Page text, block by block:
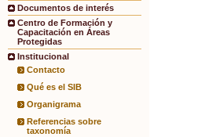
Documentos de interés
Centro de Formación y
Capacitación en Áreas
Protegidas
Institucional
Contacto
Qué es el SIB
Organigrama
Referencias sobre
taxonomía